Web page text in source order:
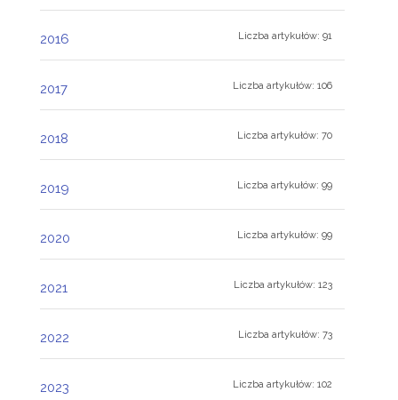
2016 Liczba artykułów: 91
2017 Liczba artykułów: 106
2018 Liczba artykułów: 70
2019 Liczba artykułów: 99
2020 Liczba artykułów: 99
2021 Liczba artykułów: 123
2022 Liczba artykułów: 73
2023 Liczba artykułów: 102